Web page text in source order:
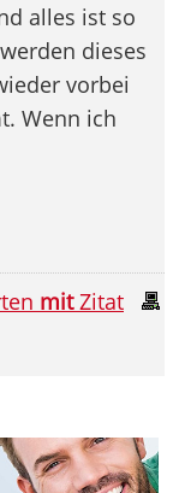
alles ist so
dieses
vorbei
Wenn ich
mitZitat